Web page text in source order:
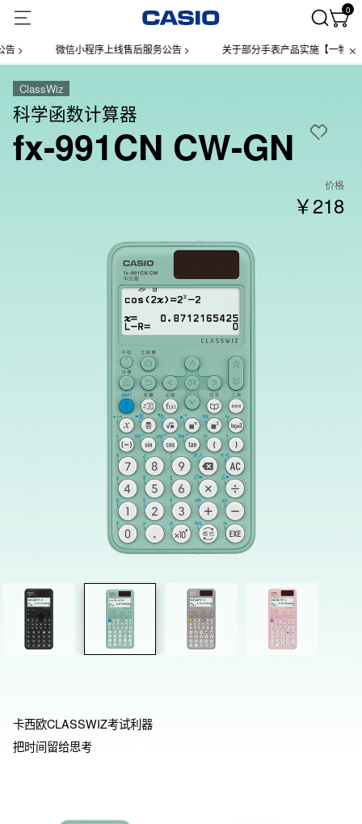
0
微信小程序上线售后服务公告 > 关于部分手表产品实施【一物一码】
ClassWiz
科学函数计算器
fx-991CN CW-GN
价格
￥218
卡西欧CLASSWIZ考试利器
把时间留给思考